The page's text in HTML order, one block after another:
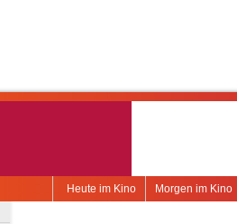
Morgen im Kino
Heute im Kino